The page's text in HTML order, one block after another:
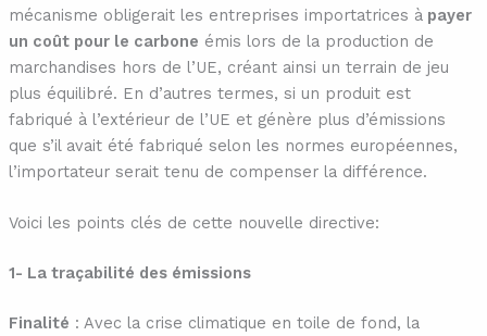
mécanisme obligerait les entreprises importatrices àpayer
un coût pour le carbone émis lors de la production de
marchandises hors de l’UE, créant ainsi un terrain de jeu
plus équilibré. En d’autres termes, si un produit est
fabriqué à l’extérieur de l’UE et génère plus d’émissions
que s’il avait été fabriqué selon les normes européennes,
l’importateur serait tenu de compenser la différence.
Voici les points clés de cette nouvelle directive:
1- La traçabilité des émissions
Finalité : Avec la crise climatique en toile de fond, la